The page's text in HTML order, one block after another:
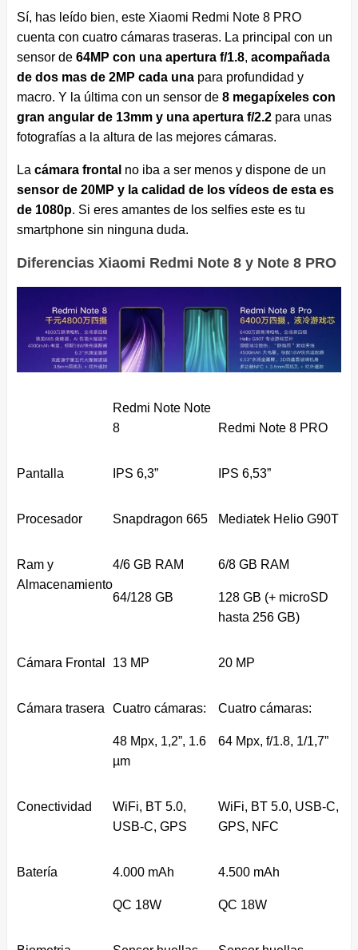
Sí, has leído bien, este Xiaomi Redmi Note 8 PRO
cuenta con cuatro cámaras traseras. La principal con un
sensor de 64MP con una apertura f/1.8, acompañada
de dos mas de 2MP cada unapara profundidad y
macro. Y la última con un sensor de8 megapíxeles con
gran angular de 13mm y una apertura f/2.2para unas
fotografías a la altura de las mejores cámaras.
La cámara frontal no iba a ser menos y dispone de un
sensor de 20MP y la calidad de los vídeos de esta es
de 1080p. Si eres amantes de los selfies este es tu
smartphone sin ninguna duda.
Diferencias Xiaomi Redmi Note 8 y Note 8 PRO
Redmi Note Note
8
Redmi Note 8 PRO
Pantalla IPS 6,3” IPS 6,53”
Procesador Snapdragon 665 Mediatek Helio G90T
Ram y
Almacenamiento
4/6 GB RAM
64/128 GB
6/8 GB RAM
128 GB (+ microSD
hasta 256 GB)
Cámara Frontal 13 MP 20 MP
Cámara trasera Cuatro cámaras:
48 Mpx, 1,2”, 1.6
µm
Cuatro cámaras:
64 Mpx, f/1.8, 1/1,7”
Conectividad
WiFi, BT 5.0,
USB-C, GPS
WiFi, BT 5.0, USB-C,
GPS, NFC
Batería 4.000 mAh
QC 18W
4.500 mAh
QC 18W